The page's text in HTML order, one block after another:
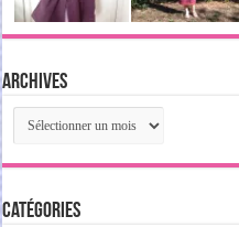
Archives
Archives
Catégories